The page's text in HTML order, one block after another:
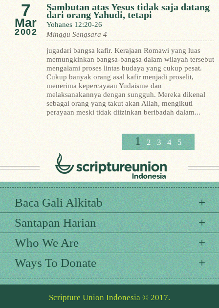
7
Mar
2002
Sambutan atas Yesus tidak saja datang
dari orang Yahudi, tetapi
Yohanes 12:20-26
Minggu Sengsara 4
jugadari bangsa kafir. Kerajaan Romawi yang luas
memungkinkan bangsa-bangsa dalam wilayah tersebut
mengalami proses lintas budaya yang cukup pesat.
Cukup banyak orang asal kafir menjadi proselit,
menerima kepercayaan Yudaisme dan
melaksanakannya dengan sungguh. Mereka dikenal
sebagai orang yang takut akan Allah, mengikuti
perayaan meski tidak diizinkan beribadah dalam...
1 2 3 4 5
Baca Gali Alkitab
Santapan Harian
Who We Are
Ways To Donate
Scripture Union Indonesia © 2017.